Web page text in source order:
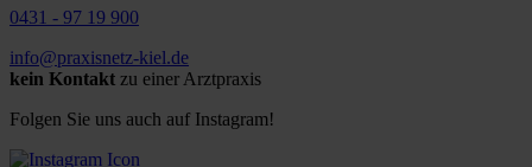
0431 - 97 19 900
info@praxisnetz-kiel.de
kein Kontakt zu einer Arztpraxis
Folgen Sie uns auch auf Instagram!